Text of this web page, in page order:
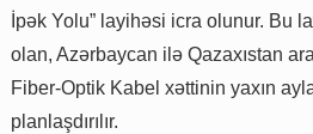
İpək Yolu” layihəsi icra olunur. Bu
olan, Azərbaycan ilə Qazaxıstan
Fiber-Optik Kabel xəttinin yaxın
planlaşdırılır.